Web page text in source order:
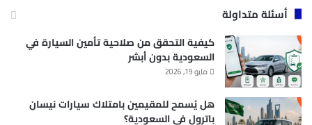
أسئلة متداولة
كيفية التحقق من صلاحية تأمين السيارة في
السعودية بدون أبشر
مايو 19, 2026
هل يُسمح للمقيمين بامتلاك سيارات نيسان
باترول في السعودية؟